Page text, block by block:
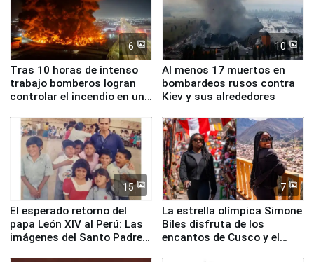
6
Tras 10 horas de intenso
trabajo bomberos logran
controlar el incendio en una
de Chile
10
Al menos 17 muertos en
bombardeos rusos contra
Kiev y sus alrededores
15
El esperado retorno del
papa León XIV al Perú: Las
imágenes del Santo Padre
7
La estrella olímpica Simone
Biles disfruta de los
encantos de Cusco y el